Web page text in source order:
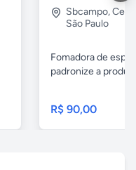
Sbcampo,
São Paulo
Fomadora de
padronize a
R$ 90,00